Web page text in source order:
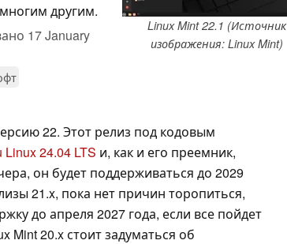
Linux Mint 22.1 (Источник
изображения: Linux Mint)
другим.
17 January
22. Этот релиз под кодовым
Linux 24.04 LTS и, как и его преемник,
он будет поддерживаться до 2029
21.x, пока нет причин торопиться,
до апреля 2027 года, если все пойдет
Mint 20.x стоит задуматься об